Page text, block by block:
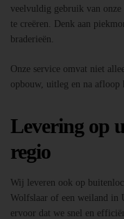
veelvuldig gebruik van
te creëren. Denk aan
braderieën.
Onze service omvat niet
opbouw, uitleg en na afloop
Levering op
regio
Wij leveren ook op
Wolfslaar of een weiland in
ervoor dat we snel en